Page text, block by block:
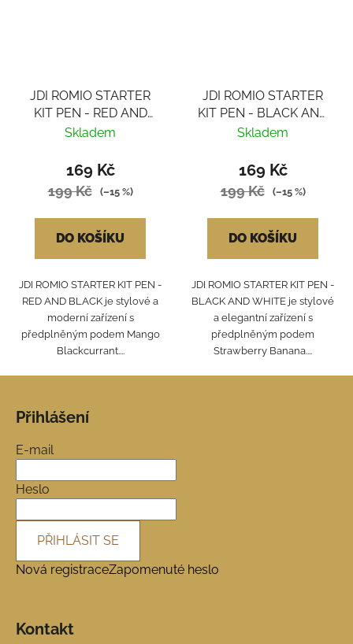
JDI ROMIO STARTER
KIT PEN - RED AND
BLACK
Skladem
169 Kč
199 Kč (–15 %)
DO KOŠÍKU
JDI ROMIO STARTER KIT PEN -
RED AND BLACK je stylové a
moderní zařízení s
předplněným podem Mango
Blackcurrant....
JDI ROMIO STARTER
KIT PEN - BLACK AND
WHITE
Skladem
169 Kč
199 Kč (–15 %)
DO KOŠÍKU
JDI ROMIO STARTER KIT PEN -
BLACK AND WHITE je stylové
a elegantní zařízení s
předplněným podem
Strawberry Banana....
Přihlášení
E-mail
Heslo
PŘIHLÁSIT SE
Nová registraceZapomenuté heslo
Kontakt